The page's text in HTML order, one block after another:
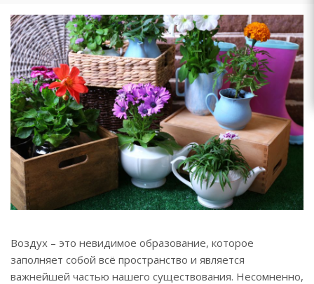
+7 (903) 795-92-42
Контактная информация
Время работыПН-ПТ с10:00 до 20:00СБ и ВС
выходной
zakaz@topcvetok.ru
Воздух – это невидимое образование, которое
заполняет собой всё пространство и является
важнейшей частью нашего существования. Несомненно,